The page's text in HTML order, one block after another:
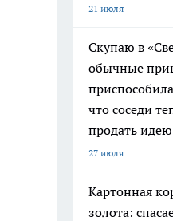
21 июля
Скупаю в
обычные
что соседи
продать идею
27 июля
Картонная
золота: